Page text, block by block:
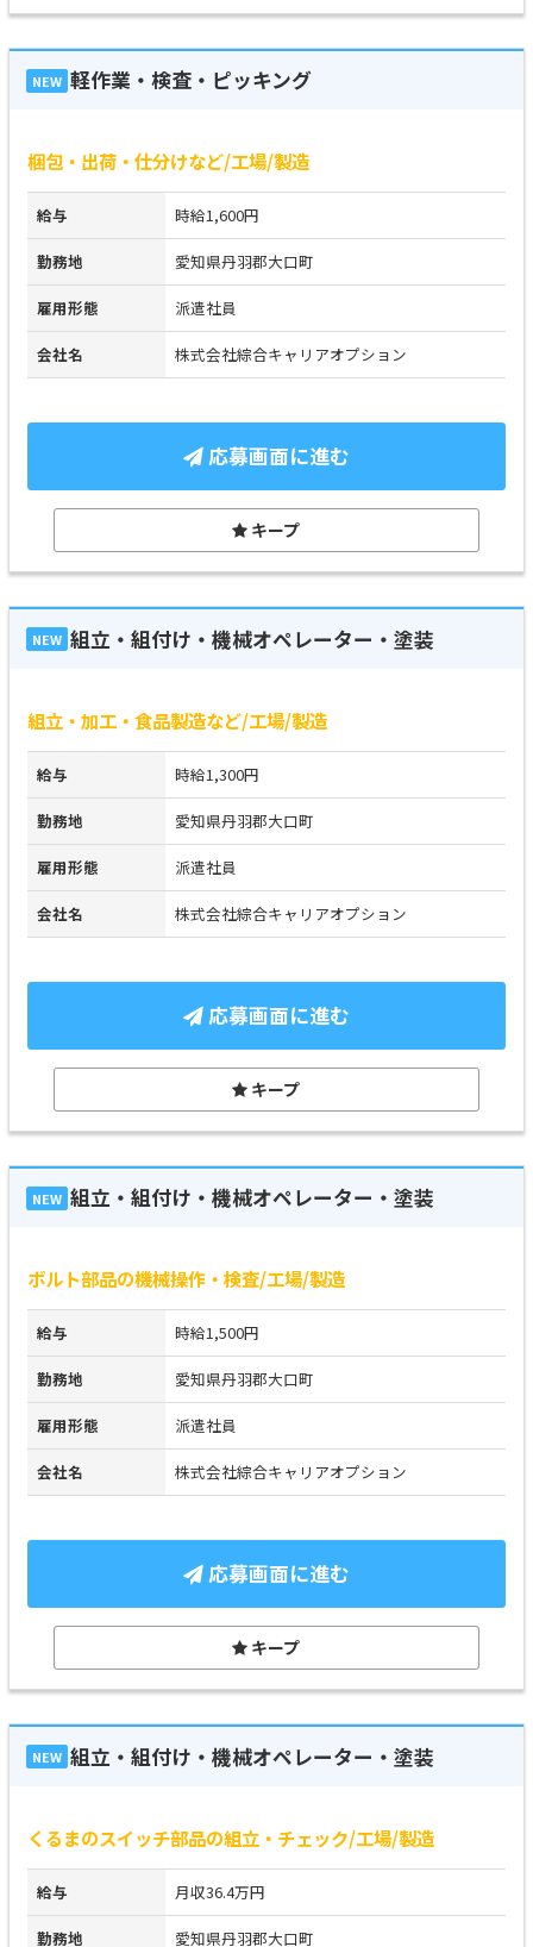
NEW 軽作業・検査・ピッキング
梱包・出荷・仕分けなど/工場/製造
給与 時給1,600円
勤務地 愛知県丹羽郡大口町
雇用形態 派遣社員
会社名 株式会社綜合キャリアオプション
応募画面に進む
キープ
NEW 組立・組付け・機械オペレーター・塗装
組立・加工・食品製造など/工場/製造
給与 時給1,300円
勤務地 愛知県丹羽郡大口町
雇用形態 派遣社員
会社名 株式会社綜合キャリアオプション
応募画面に進む
キープ
NEW 組立・組付け・機械オペレーター・塗装
ボルト部品の機械操作・検査/工場/製造
給与 時給1,500円
勤務地 愛知県丹羽郡大口町
雇用形態 派遣社員
会社名 株式会社綜合キャリアオプション
応募画面に進む
キープ
NEW 組立・組付け・機械オペレーター・塗装
くるまのスイッチ部品の組立・チェック/工場/製造
給与 月収36.4万円
勤務地 愛知県丹羽郡大口町